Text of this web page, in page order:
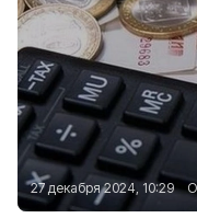
27 декабря 2024, 10:29